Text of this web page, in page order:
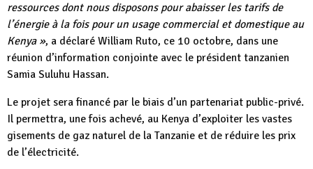
ressources dont nous disposons pour abaisser les tarifs de
l’énergie à la fois pour un usage commercial et domestique au
Kenya », a déclaré William Ruto, ce 10 octobre, dans une
réunion d’information conjointe avec le président tanzanien
Samia Suluhu Hassan.
Le projet sera financé par le biais d’un partenariat public-privé.
Il permettra, une fois achevé, au Kenya d’exploiter les vastes
gisements de gaz naturel de la Tanzanie et de réduire les prix
de l’électricité.